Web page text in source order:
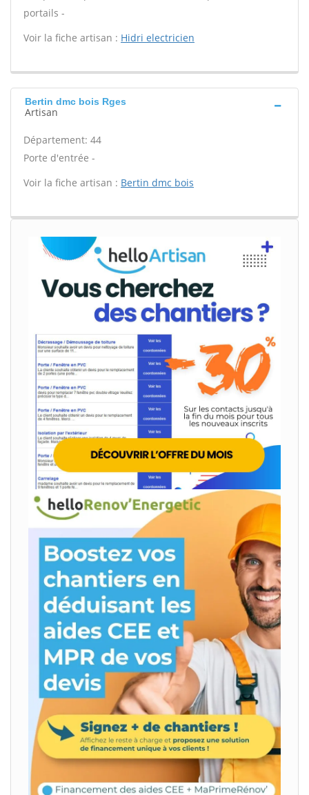
portails -
Voir la fiche artisan : Hidri electricien
Bertin dmc bois Rges
Artisan
Département: 44
Porte d'entrée -
Voir la fiche artisan : Bertin dmc bois